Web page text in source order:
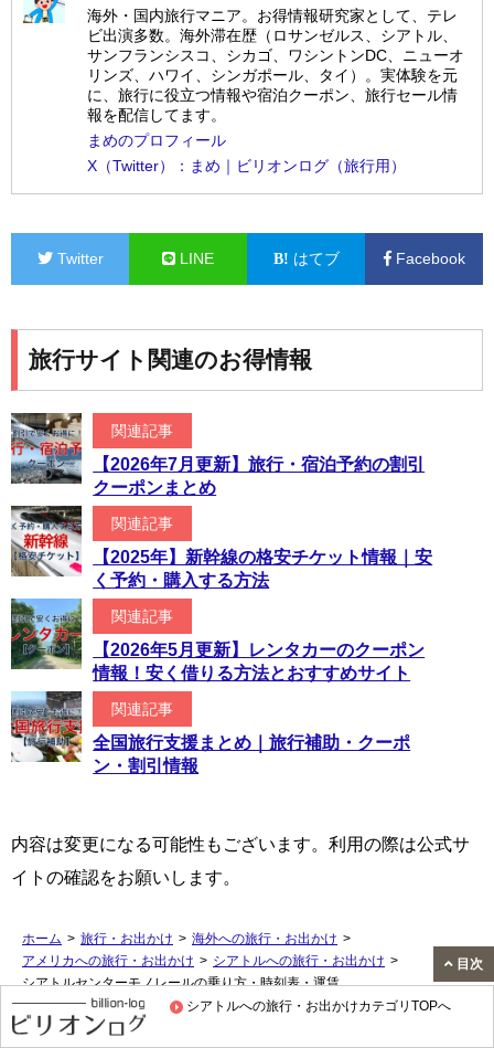
シアトルへの旅行・お出かけカテゴリTOPへ
海外・国内旅行マニア。お得情報研究家として、テレ
ビ出演多数。海外滞在歴（ロサンゼルス、シアトル、
サンフランシスコ、シカゴ、ワシントンDC、ニューオ
リンズ、ハワイ、シンガポール、タイ）。実体験を元
に、旅行に役立つ情報や宿泊クーポン、旅行セール情
報を配信してます。
まめのプロフィール
X（Twitter）：まめ｜ビリオンログ（旅行用）
Twitter LINE はてブ Facebook
旅行サイト関連のお得情報
関連記事
【2026年7月更新】旅行・宿泊予約の割引
クーポンまとめ
関連記事
【2025年】新幹線の格安チケット情報｜安
く予約・購入する方法
関連記事
【2026年5月更新】レンタカーのクーポン
情報！安く借りる方法とおすすめサイト
関連記事
全国旅行支援まとめ｜旅行補助・クーポ
ン・割引情報
内容は変更になる可能性もございます。利用の際は公式サ
イトの確認をお願いします。
ホーム > 旅行・お出かけ > 海外への旅行・お出かけ >
アメリカへの旅行・お出かけ > シアトルへの旅行・お出かけ >
シアトルセンターモノレールの乗り方・時刻表・運賃
目次